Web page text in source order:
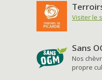
Visiter le
Sans
Nos
propre